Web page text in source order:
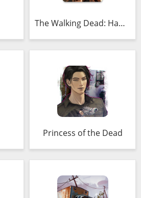
The Walking Dead: Наш мир
Princess of the Dead